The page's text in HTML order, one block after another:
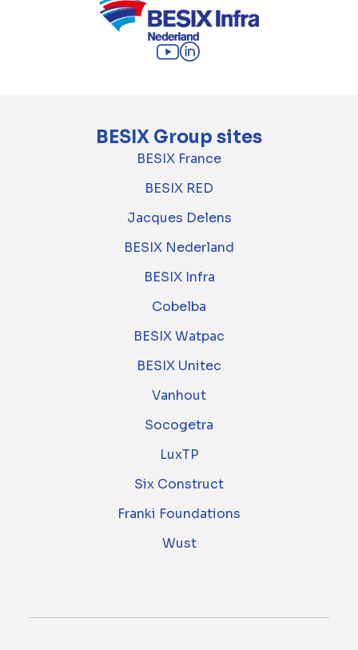
BESIX Group sites
BESIX France
BESIX RED
Jacques Delens
BESIX Nederland
BESIX Infra
Cobelba
BESIX Watpac
BESIX Unitec
Vanhout
Socogetra
LuxTP
Six Construct
Franki Foundations
Wust